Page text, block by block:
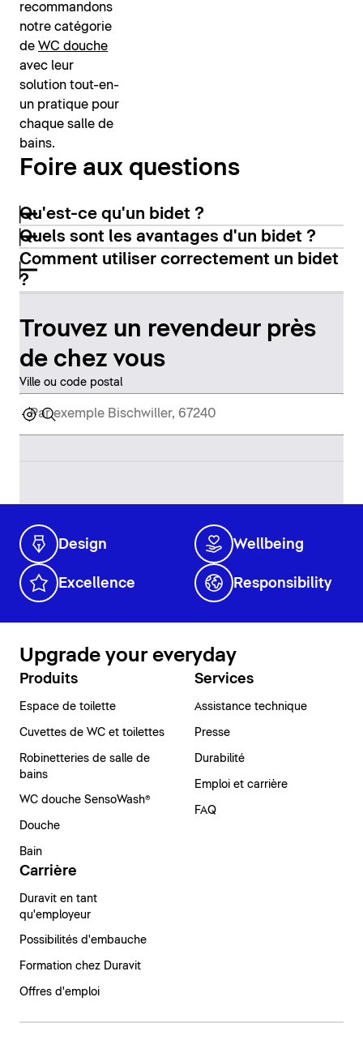
recommandons
notre catégorie
de WC douche
avec leur
solution tout-en-
un pratique pour
chaque salle de
bains.
Foire aux questions
Qu'est-ce qu'un bidet ?
Quels sont les avantages d'un bidet ?
Comment utiliser correctement un bidet
?
Trouvez un revendeur près
de chez vous
Ville ou code postal
Design Wellbeing
Excellence Responsibility
Upgrade your everyday
Produits
Espace de toilette
Cuvettes de WC et toilettes
Robinetteries de salle de
bains
WC douche SensoWash®
Douche
Bain
Services
Assistance technique
Presse
Durabilité
Emploi et carrière
FAQ
Carrière
Duravit en tant
qu'employeur
Possibilités d'embauche
Formation chez Duravit
Offres d'emploi